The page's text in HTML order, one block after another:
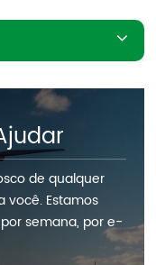
de qualquer
você. Estamos
semana, por e-